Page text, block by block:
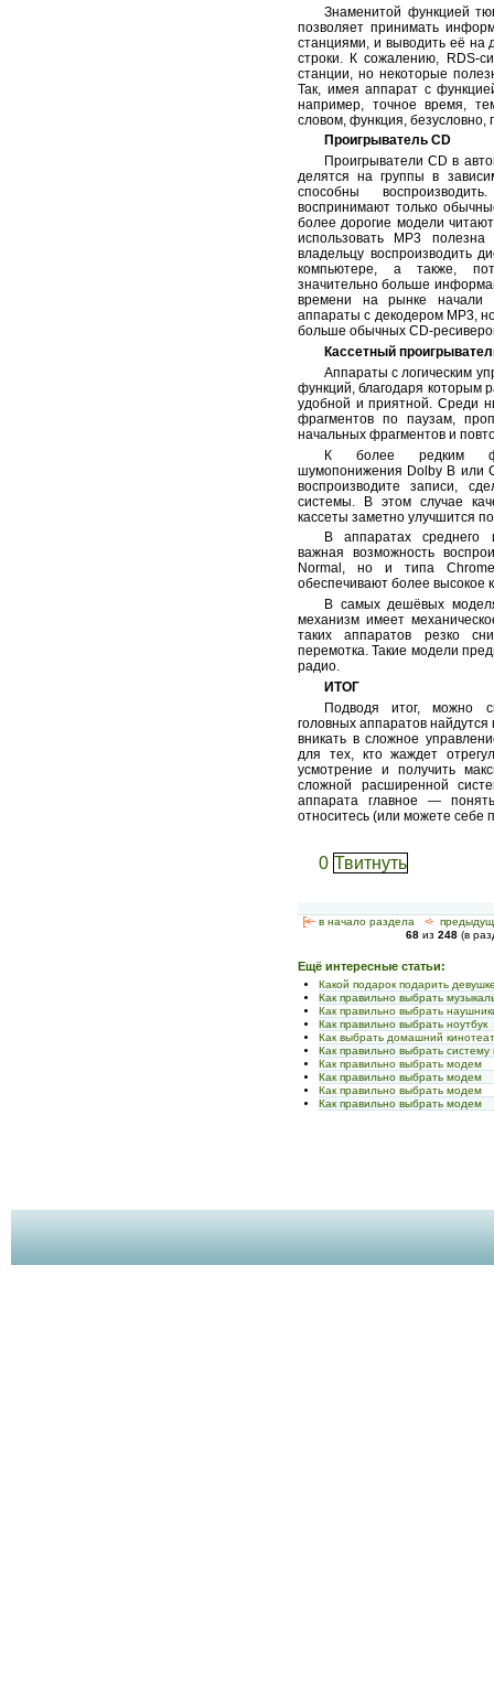
Знаменитой функцией
позволяет принимать
станциями, и выводить её на
строки. К сожалению, RDS-
станции, но некоторые
Так, имея аппарат с
например, точное время,
словом, функция, безусловно,
Проигрыватель CD
Проигрыватели CD в
делятся на группы в
способны
воспринимают только
более дорогие модели
использовать МР3
владельцу воспроизводить
компьютере, а также,
значительно больше
времени на рынке начали
аппараты с декодером МР3,
больше обычных CD-
Кассетный
Аппараты с логическим
функций, благодаря которым
удобной и приятной. Среди
фрагментов по паузам,
начальных фрагментов и
К более редким
шумопонижения Dolby B или
воспроизводите записи,
системы. В этом случае
кассеты заметно улучшится
В аппаратах среднего
важная возможность
Normal, но и типа
обеспечивают более высокое
В самых дешёвых
механизм имеет
таких аппаратов резко
перемотка. Такие модели
радио.
ИТОГ
Подводя итог, можно
головных аппаратов
вникать в сложное
для тех, кто жаждет
усмотрение и получить
сложной расширенной
аппарата главное —
относитесь (или можете себе
0 Твитнуть
[<— в начало раздела <-
68 из 248 (в
Ещё интересные статьи:
Какой подарок подарить
Как правильно выбрать
Как правильно выбрать
Как правильно выбрать ноутбук
Как выбрать домашний
Как правильно выбрать
Как правильно выбрать модем
Как правильно выбрать модем
Как правильно выбрать модем
Как правильно выбрать модем